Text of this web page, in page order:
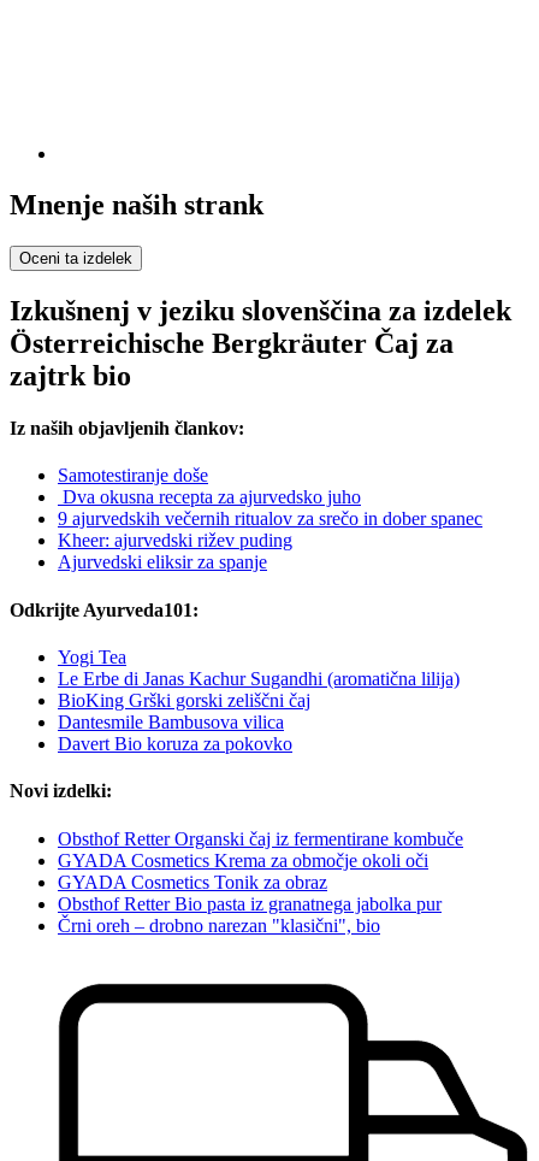
Mnenje naših strank
Oceni ta izdelek
Izkušnenj v jeziku slovenščina za izdelek
Österreichische Bergkräuter Čaj za
zajtrk bio
Iz naših objavljenih člankov:
Samotestiranje doše
Dva okusna recepta za ajurvedsko juho
9 ajurvedskih večernih ritualov za srečo in dober spanec
Kheer: ajurvedski rižev puding
Ajurvedski eliksir za spanje
Odkrijte Ayurveda101:
Yogi Tea
Le Erbe di Janas Kachur Sugandhi (aromatična lilija)
BioKing Grški gorski zeliščni čaj
Dantesmile Bambusova vilica
Davert Bio koruza za pokovko
Novi izdelki:
Obsthof Retter Organski čaj iz fermentirane kombuče
GYADA Cosmetics Krema za območje okoli oči
GYADA Cosmetics Tonik za obraz
Obsthof Retter Bio pasta iz granatnega jabolka pur
Črni oreh – drobno narezan "klasični", bio